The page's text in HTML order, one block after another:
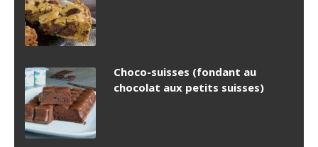
Choco-suisses (fondant au
chocolat aux petits suisses)